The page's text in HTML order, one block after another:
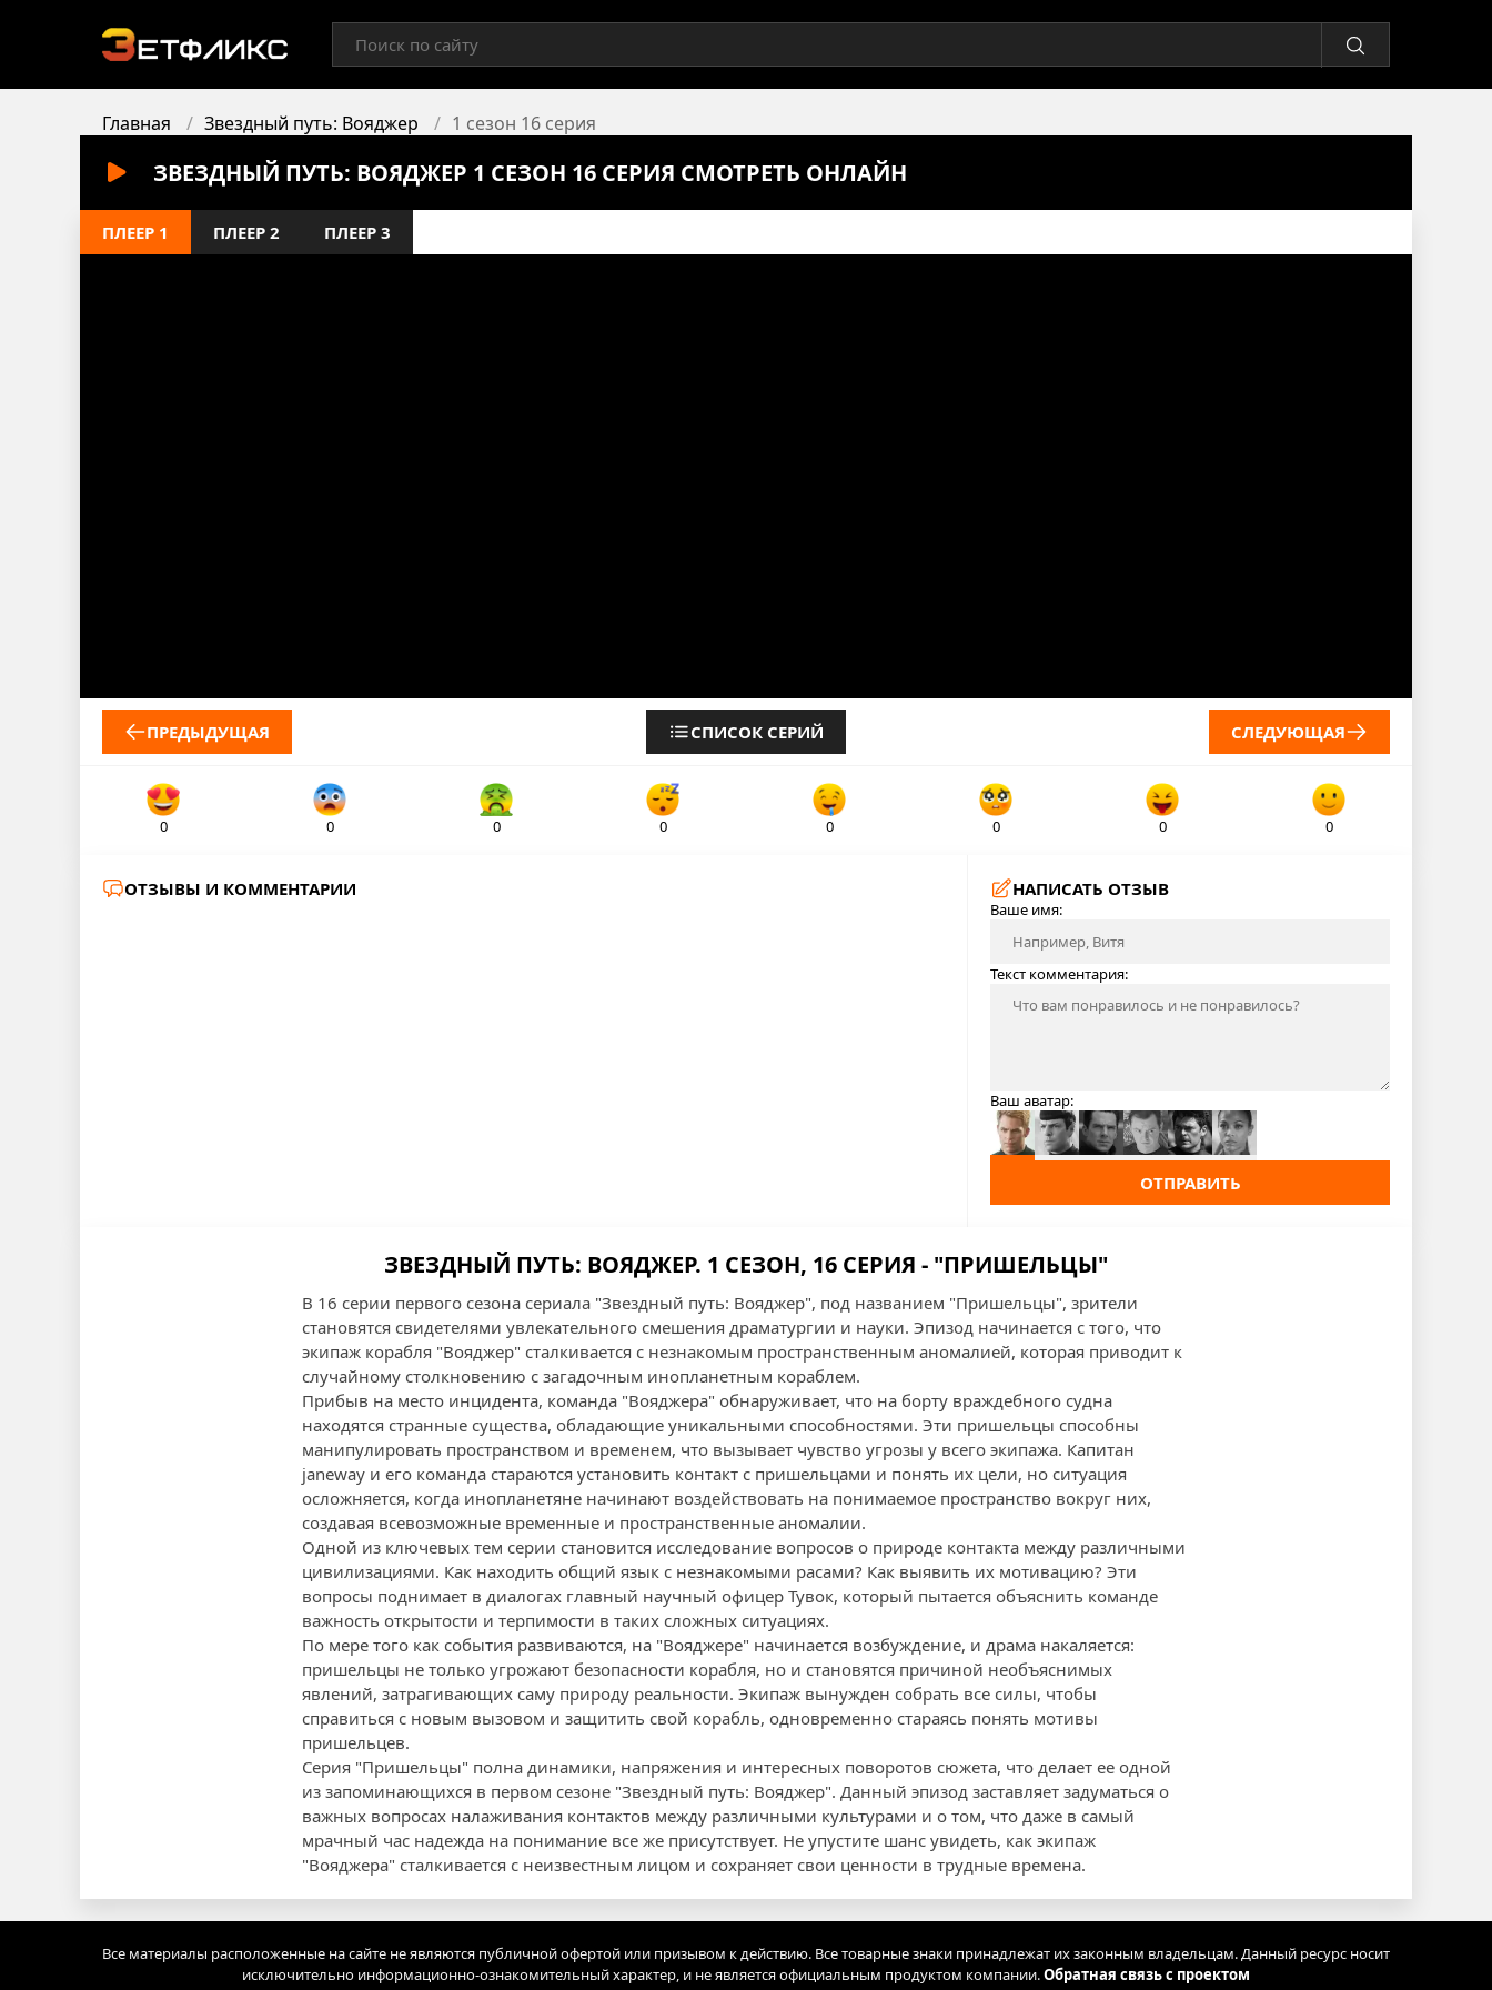
Главная Звездный путь: Вояджер 1 сезон 16 серия
ЗВЕЗДНЫЙ ПУТЬ: ВОЯДЖЕР 1 СЕЗОН 16 СЕРИЯ СМОТРЕТЬ ОНЛАЙН
ПЛЕЕР 1 ПЛЕЕР 2 ПЛЕЕР 3
ПРЕДЫДУЩАЯ СПИСОК СЕРИЙ СЛЕДУЮЩАЯ
0 0 0 0 0 0 0 0
ОТЗЫВЫ И КОММЕНТАРИИ НАПИСАТЬ ОТЗЫВ
Ваше имя:
Текст комментария:
Ваш аватар:
ОТПРАВИТЬ
ЗВЕЗДНЫЙ ПУТЬ: ВОЯДЖЕР. 1 СЕЗОН, 16 СЕРИЯ - "ПРИШЕЛЬЦЫ"
В 16 серии первого сезона сериала "Звездный путь: Вояджер", под названием "Пришельцы", зрители
становятся свидетелями увлекательного смешения драматургии и науки. Эпизод начинается с того, что
экипаж корабля "Вояджер" сталкивается с незнакомым пространственным аномалией, которая приводит к
случайному столкновению с загадочным инопланетным кораблем.
Прибыв на место инцидента, команда "Вояджера" обнаруживает, что на борту враждебного судна
находятся странные существа, обладающие уникальными способностями. Эти пришельцы способны
манипулировать пространством и временем, что вызывает чувство угрозы у всего экипажа. Капитан
janeway и его команда стараются установить контакт с пришельцами и понять их цели, но ситуация
осложняется, когда инопланетяне начинают воздействовать на понимаемое пространство вокруг них,
создавая всевозможные временные и пространственные аномалии.
Одной из ключевых тем серии становится исследование вопросов о природе контакта между различными
цивилизациями. Как находить общий язык с незнакомыми расами? Как выявить их мотивацию? Эти
вопросы поднимает в диалогах главный научный офицер Тувок, который пытается объяснить команде
важность открытости и терпимости в таких сложных ситуациях.
По мере того как события развиваются, на "Вояджере" начинается возбуждение, и драма накаляется:
пришельцы не только угрожают безопасности корабля, но и становятся причиной необъяснимых
явлений, затрагивающих саму природу реальности. Экипаж вынужден собрать все силы, чтобы
справиться с новым вызовом и защитить свой корабль, одновременно стараясь понять мотивы
пришельцев.
Серия "Пришельцы" полна динамики, напряжения и интересных поворотов сюжета, что делает ее одной
из запоминающихся в первом сезоне "Звездный путь: Вояджер". Данный эпизод заставляет задуматься о
важных вопросах налаживания контактов между различными культурами и о том, что даже в самый
мрачный час надежда на понимание все же присутствует. Не упустите шанс увидеть, как экипаж
"Вояджера" сталкивается с неизвестным лицом и сохраняет свои ценности в трудные времена.
Все материалы расположенные на сайте не являются публичной офертой или призывом к действию. Все товарные знаки принадлежат их законным владельцам. Данный ресурс носит
исключительно информационно-ознакомительный характер, и не является официальным продуктом компании.Обратная связь с проектом